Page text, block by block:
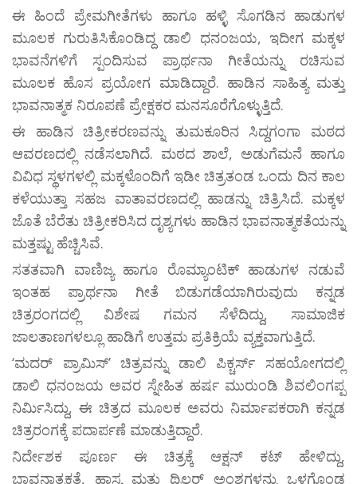
ಈ ಹಿಂದೆ ಪ್ರೇಮಗೀತೆಗಳು ಹಾಗೂ ಹಳ್ಳಿ ಸೊಗಡಿನ ಹಾಡುಗಳ
ಮೂಲಕ ಗುರುತಿಸಿಕೊಂಡಿದ್ದ ಡಾಲಿ ಧನಂಜಯ, ಇದೀಗ ಮಕ್ಕಳ
ಭಾವನೆಗಳಿಗೆ ಸ್ಪಂದಿಸುವ ಪ್ರಾರ್ಥನಾ ಗೀತೆಯನ್ನು ರಚಿಸುವ
ಮೂಲಕ ಹೊಸ ಪ್ರಯೋಗ ಮಾಡಿದ್ದಾರೆ. ಹಾಡಿನ ಸಾಹಿತ್ಯ ಮತ್ತು
ಭಾವನಾತ್ಮಕ ನಿರೂಪಣೆ ಪ್ರೇಕ್ಷಕರ ಮನಸೂರೆಗೊಳ್ಳುತ್ತಿದೆ.
ಈ ಹಾಡಿನ ಚಿತ್ರೀಕರಣವನ್ನು ತುಮಕೂರಿನ ಸಿದ್ದಗಂಗಾ ಮಠದ
ಆವರಣದಲ್ಲಿ ನಡೆಸಲಾಗಿದೆ. ಮಠದ ಶಾಲೆ, ಅಡುಗೆಮನೆ ಹಾಗೂ
ವಿವಿಧ ಸ್ಥಳಗಳಲ್ಲಿ ಮಕ್ಕಳೊಂದಿಗೆ ಇಡೀ ಚಿತ್ರತಂಡ ಒಂದು ದಿನ ಕಾಲ
ಕಳೆಯುತ್ತಾ ಸಹಜ ವಾತಾವರಣದಲ್ಲಿ ಹಾಡನ್ನು ಚಿತ್ರಿಸಿದೆ. ಮಕ್ಕಳ
ಜೊತೆ ಬೆರೆತು ಚಿತ್ರೀಕರಿಸಿದ ದೃಶ್ಯಗಳು ಹಾಡಿನ ಭಾವನಾತ್ಮಕತೆಯನ್ನು
ಮತ್ತಷ್ಟು ಹೆಚ್ಚಿಸಿವೆ.
ಸತತವಾಗಿ ವಾಣಿಜ್ಯ ಹಾಗೂ ರೊಮ್ಯಾಂಟಿಕ್ ಹಾಡುಗಳ ನಡುವೆ
ಇಂತಹ ಪ್ರಾರ್ಥನಾ ಗೀತೆ ಬಿಡುಗಡೆಯಾಗಿರುವುದು ಕನ್ನಡ
ಚಿತ್ರರಂಗದಲ್ಲಿ ವಿಶೇಷ ಗಮನ ಸೆಳೆದಿದ್ದು, ಸಾಮಾಜಿಕ
ಜಾಲತಾಣಗಳಲ್ಲೂ ಹಾಡಿಗೆ ಉತ್ತಮ ಪ್ರತಿಕ್ರಿಯೆ ವ್ಯಕ್ತವಾಗುತ್ತಿದೆ.
‘ಮದರ್‌ ಪ್ರಾಮಿಸ್‌’ ಚಿತ್ರವನ್ನು ಡಾಲಿ ಪಿಕ್ಚರ್ಸ್ ಸಹಯೋಗದಲ್ಲಿ
ಡಾಲಿ ಧನಂಜಯ ಅವರ ಸ್ನೇಹಿತ ಹರ್ಷ ಮುರುಂಡಿ ಶಿವಲಿಂಗಪ್ಪ
ನಿರ್ಮಿಸಿದ್ದು, ಈ ಚಿತ್ರದ ಮೂಲಕ ಅವರು ನಿರ್ಮಾಪಕರಾಗಿ ಕನ್ನಡ
ಚಿತ್ರರಂಗಕ್ಕೆ ಪದಾರ್ಪಣೆ ಮಾಡುತ್ತಿದ್ದಾರೆ.
ನಿರ್ದೇಶಕ ಪೂರ್ಣ ಈ ಚಿತ್ರಕ್ಕೆ ಆಕ್ಷನ್ ಕಟ್ ಹೇಳಿದ್ದು,
ಭಾವನಾತ್ಮಕತೆ, ಹಾಸ್ಯ ಮತ್ತು ಥ್ರಿಲ್ಲರ್ ಅಂಶಗಳನ್ನು ಒಳಗೊಂಡ